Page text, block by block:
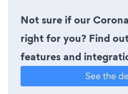
Not sure if our
right for you? Find
features and
See the